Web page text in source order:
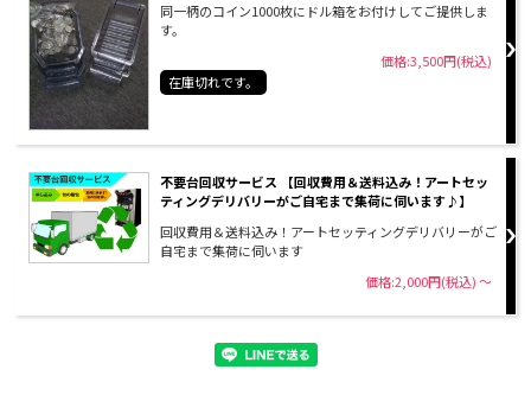
同一柄のコイン1000枚にドル箱をお付けしてご提供しま
す。
価格:3,500円(税込)
在庫切れです。
不要台回収サービス 【回収費用＆送料込み！アートセッ
ティングデリバリーがご自宅まで集荷に伺います♪】
回収費用＆送料込み！アートセッティングデリバリーがご
自宅まで集荷に伺います
価格:2,000円(税込)～